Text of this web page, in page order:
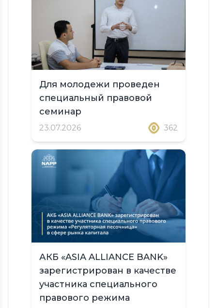
Для молодежи проведен
специальный правовой
семинар
23.07.2026 362
АКБ «ASIA ALLIANCE BANK»
зарегистрирован в качестве
участника специального
правового режима